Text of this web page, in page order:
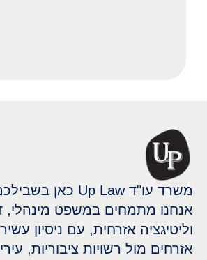
משרד עו"ד Up Law כאן בשבילכם.
אנחנו מתמחים במשפט מינהלי,
וליטיגציה אזרחית, עם ניסיון עשיר
אזרחים מול רשויות ציבוריות,